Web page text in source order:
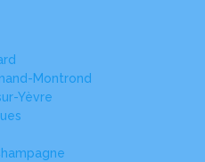
Montrond
Yèvre